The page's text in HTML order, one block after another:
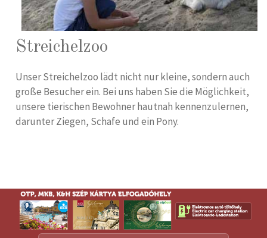
Streichelzoo
Unser Streichelzoo lädt nicht nur kleine, sondern auch
große Besucher ein. Bei uns haben Sie die Möglichkeit,
unsere tierischen Bewohner hautnah kennenzulernen,
darunter Ziegen, Schafe und ein Pony.